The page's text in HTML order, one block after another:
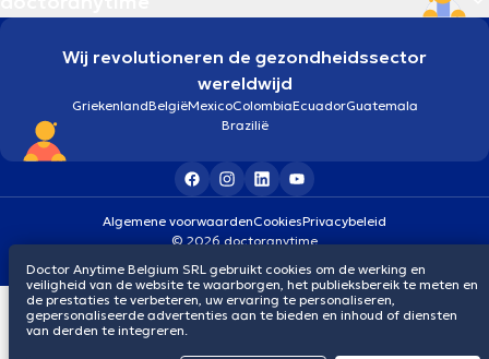
Wij revolutioneren de gezondheidssector
wereldwijd
GriekenlandBelgiëMexicoColombiaEcuadorGuatemala
Brazilië
Algemene voorwaardenCookiesPrivacybeleid
© 2026 doctoranytime
Doctor Anytime Belgium SRL gebruikt cookies om de werking en
veiligheid van de website te waarborgen, het publieksbereik te meten en
de prestaties te verbeteren, uw ervaring te personaliseren,
gepersonaliseerde advertenties aan te bieden en inhoud of diensten
van derden te integreren.